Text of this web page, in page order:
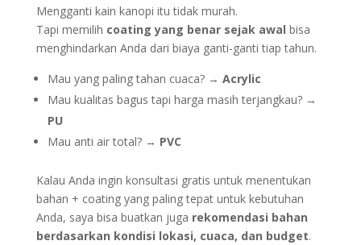
Mengganti kain kanopi itu tidak murah.
Tapi memilih coating yang benar sejak awal bisa
menghindarkan Anda dari biaya ganti-ganti tiap tahun.
Mau yang paling tahan cuaca? → Acrylic
Mau kualitas bagus tapi harga masih terjangkau? →
PU
Mau anti air total? → PVC
Kalau Anda ingin konsultasi gratis untuk menentukan
bahan + coating yang paling tepat untuk kebutuhan
Anda, saya bisa buatkan juga rekomendasi bahan
berdasarkan kondisi lokasi, cuaca, dan budget.